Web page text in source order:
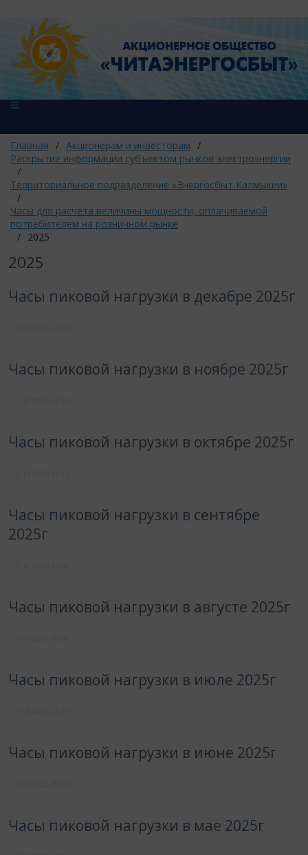
Главная / Акционерам и инвесторам /
Раскрытие информации субъектом рынков электроэнергии
/
Территориальное подразделение «Энергосбыт Калмыкии»
/
Часы для расчета величины мощности, оплачиваемой
потребителем на розничном рынке
/ 2025
2025
Часы пиковой нагрузки в декабре 2025г
Часы пиковой нагрузки в ноябре 2025г
Часы пиковой нагрузки в октябре 2025г
Часы пиковой нагрузки в сентябре
2025г
Часы пиковой нагрузки в августе 2025г
Часы пиковой нагрузки в июле 2025г
Часы пиковой нагрузки в июне 2025г
Часы пиковой нагрузки в мае 2025г